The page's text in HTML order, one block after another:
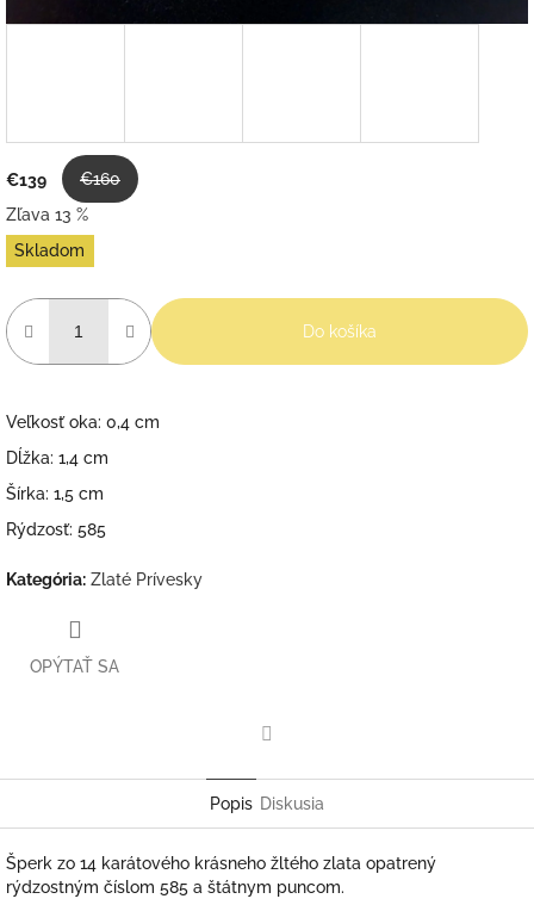
€139
€160
Zľava 13 %
Jednotková
cena:
Skladom
Do košíka
Veľkosť oka: 0,4 cm
Dĺžka: 1,4 cm
Šírka: 1,5 cm
Rýdzosť: 585
Kategória: Zlaté Prívesky
OPÝTAŤ SA
Popis Diskusia
Šperk zo 14 karátového krásneho žltého zlata opatrený
rýdzostným číslom 585 a štátnym puncom.